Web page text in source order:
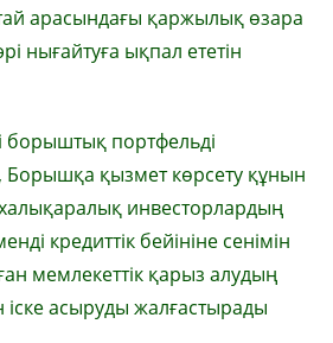
арасындағы қаржылық өзара
нығайтуға ықпал ететін
борыштық портфельді
Борышқа қызмет көрсету құнын
инвесторлардың
кредиттік бейініне сенімін
мемлекеттік қарыз алудың
іске асыруды жалғастырады